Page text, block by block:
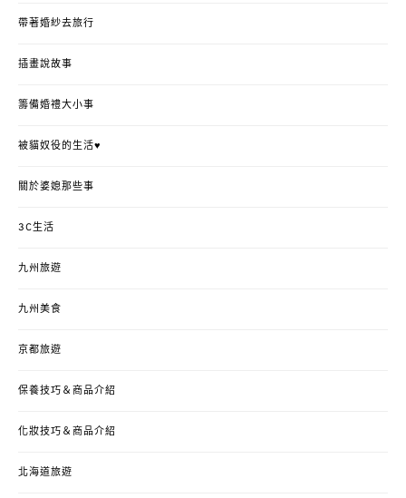
帶著婚紗去旅行
插畫說故事
籌備婚禮大小事
被貓奴役的生活♥
關於婆媳那些事
3C生活
九州旅遊
九州美食
京都旅遊
保養技巧＆商品介紹
化妝技巧＆商品介紹
北海道旅遊